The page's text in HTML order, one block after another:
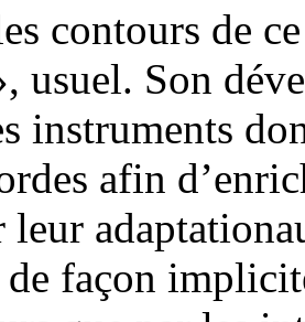
contours de
usuel. Son
instruments
afin
de façon